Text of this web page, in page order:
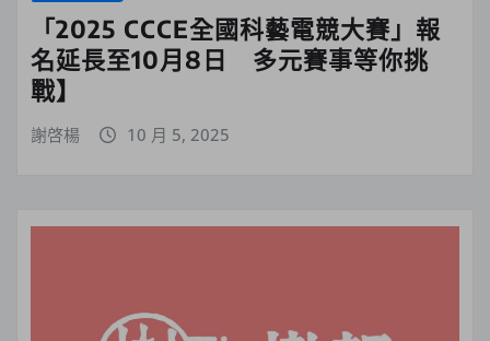
「2025 CCCE全國科藝電競大賽」報
名延長至10月8日 多元賽事等你挑
戰】
謝啓楊 10 月 5, 2025